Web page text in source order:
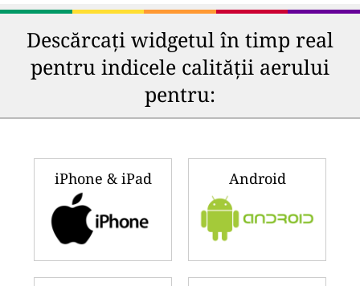
Descărcați widgetul în timp real
pentru indicele calității aerului
pentru:
iPhone & iPad Android